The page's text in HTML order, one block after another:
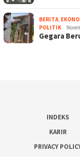
BERITA,
POLITIK
Gegara
INDEKS
KARIR
PRIVACY